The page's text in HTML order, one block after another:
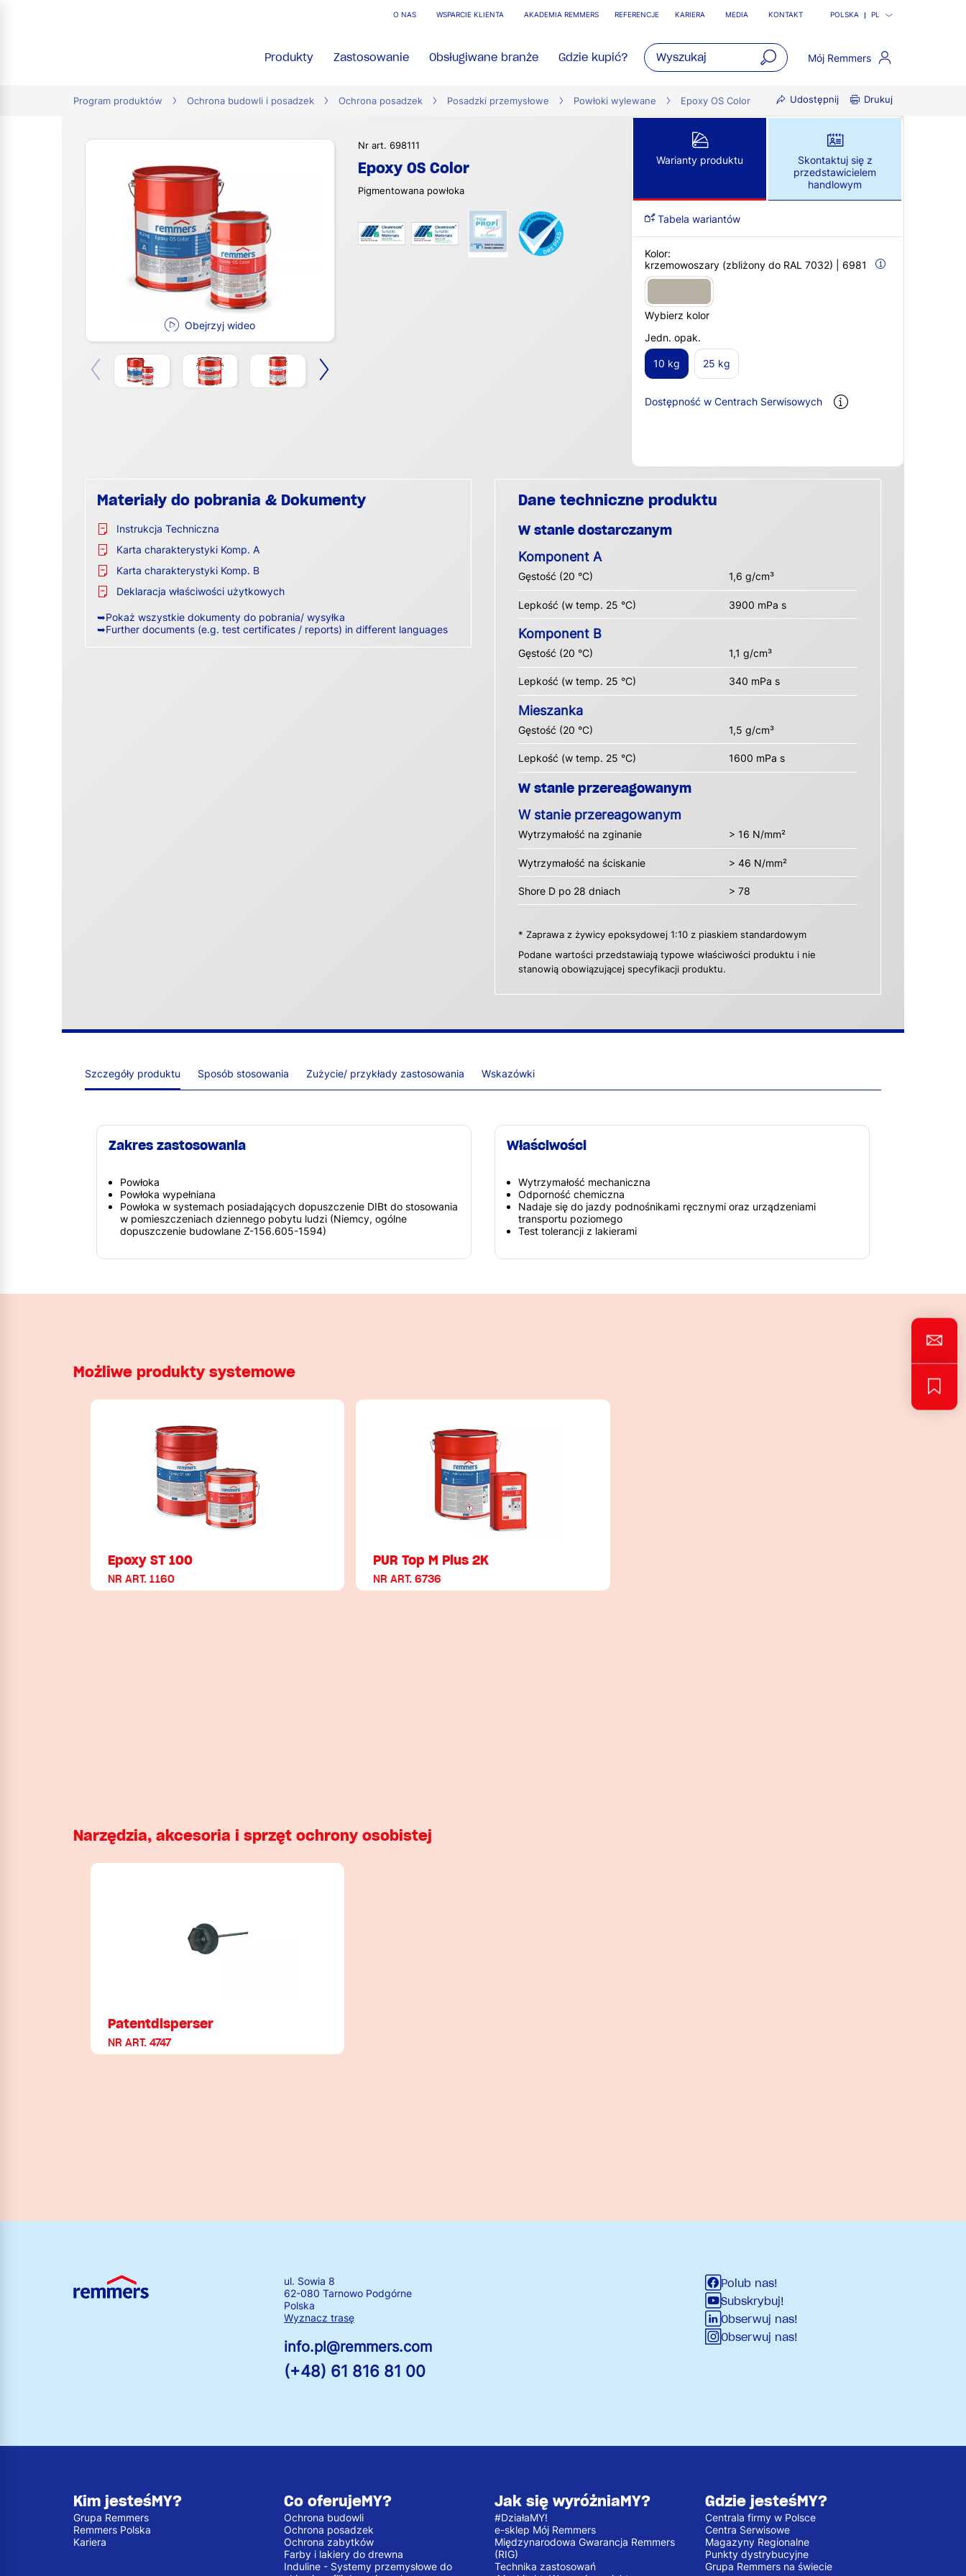
O NAS WSPARCIE KLIENTA AKADEMIA REMMERS REFERENCJE KARIERA MEDIA KONTAKT POLSKA PL
Produkty Zastosowanie Obsługiwane branże Gdzie kupić? Mój Remmers
Program produktów Ochrona budowli i posadzek Ochrona posadzek Posadzki przemysłowe Powłoki wylewane Epoxy OS Color Udostępnij Drukuj
Obejrzyj wideo
Nr art. 698111
Epoxy OS Color
Pigmentowana powłoka
Warianty produktu
Skontaktuj się z
przedstawicielem
handlowym
Tabela wariantów
Kolor:
krzemowoszary (zbliżony do RAL 7032) | 6981
Wybierz kolor
Jedn. opak.
10 kg 25 kg
Dostępność w Centrach Serwisowych
Materiały do pobrania & Dokumenty
Instrukcja Techniczna
Karta charakterystyki Komp. A
Karta charakterystyki Komp. B
Deklaracja właściwości użytkowych
➥Pokaż wszystkie dokumenty do pobrania/ wysyłka
➥Further documents (e.g. test certificates / reports) in different languages
Dane techniczne produktu
W stanie dostarczanym
Komponent A
Gęstość (20 °C) 1,6 g/cm³
Lepkość (w temp. 25 °C) 3900 mPa s
Komponent B
Gęstość (20 °C) 1,1 g/cm³
Lepkość (w temp. 25 °C) 340 mPa s
Mieszanka
Gęstość (20 °C) 1,5 g/cm³
Lepkość (w temp. 25 °C) 1600 mPa s
W stanie przereagowanym
W stanie przereagowanym
Wytrzymałość na zginanie > 16 N/mm²
Wytrzymałość na ściskanie > 46 N/mm²
Shore D po 28 dniach > 78
* Zaprawa z żywicy epoksydowej 1:10 z piaskiem standardowym
Podane wartości przedstawiają typowe właściwości produktu i nie
stanowią obowiązującej specyfikacji produktu.
Szczegóły produktu Sposób stosowania Zużycie/ przykłady zastosowania Wskazówki
Zakres zastosowania
Powłoka
Powłoka wypełniana
Powłoka w systemach posiadających dopuszczenie DIBt do stosowania
w pomieszczeniach dziennego pobytu ludzi (Niemcy, ogólne
dopuszczenie budowlane Z-156.605-1594)
Właściwości
Wytrzymałość mechaniczna
Odporność chemiczna
Nadaje się do jazdy podnośnikami ręcznymi oraz urządzeniami
transportu poziomego
Test tolerancji z lakierami
Możliwe produkty systemowe
Epoxy ST 100
NR ART. 1160
PUR Top M Plus 2K
NR ART. 6736
Narzędzia, akcesoria i sprzęt ochrony osobistej
Patentdisperser
NR ART. 4747
ul. Sowia 8
62-080 Tarnowo Podgórne
Polska
Wyznacz trasę
info.pl@remmers.com
(+48) 61 816 81 00
Polub nas!
Subskrybuj!
Obserwuj nas!
Obserwuj nas!
Kim jesteśMY?
Grupa Remmers
Remmers Polska
Kariera
Co oferujeMY?
Ochrona budowli
Ochrona posadzek
Ochrona zabytków
Farby i lakiery do drewna
Induline - Systemy przemysłowe do
Jak się wyróżniaMY?
#DziałaMY!
e-sklep Mój Remmers
Międzynarodowa Gwarancja Remmers
(RIG)
Technika zastosowań
Gdzie jesteśMY?
Centrala firmy w Polsce
Centra Serwisowe
Magazyny Regionalne
Punkty dystrybucyjne
Grupa Remmers na świecie